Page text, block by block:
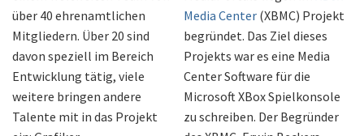
über 40 ehrenamtlichen
Mitgliedern. Über 20 sind
davon speziell im Bereich
Entwicklung tätig, viele
weitere bringen andere
Talente mit in das Projekt
Media Center(XBMC) Projekt
begründet. Das Ziel dieses
Projekts war es eine Media
Center Software für die
Microsoft XBox Spielkonsole
zu schreiben. Der Begründer